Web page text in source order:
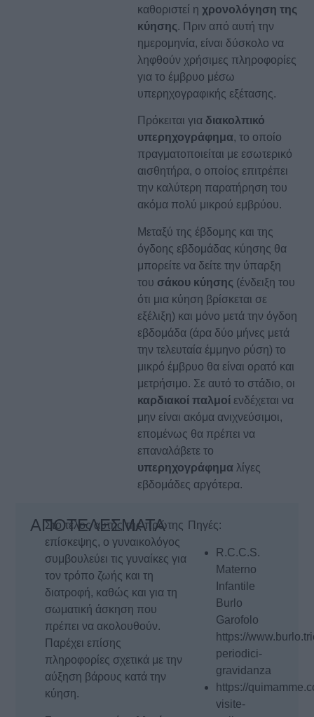
καθοριστεί ηχρονολόγηση της
κύησης. Πριν από αυτή την
ημερομηνία, είναι δύσκολο να
ληφθούν χρήσιμες πληροφορίες
για το έμβρυο μέσω
υπερηχογραφικής εξέτασης.
Πρόκειται για διακολπικό
υπερηχογράφημα, το οποίο
πραγματοποιείται με εσωτερικό
αισθητήρα, ο οποίος επιτρέπει
την καλύτερη παρατήρηση του
ακόμα πολύ μικρού εμβρύου.
Μεταξύ της έβδομης και της
όγδοης εβδομάδας κύησης θα
μπορείτε να δείτε την ύπαρξη
του σάκου κύησης (ένδειξη του
ότι μια κύηση βρίσκεται σε
εξέλιξη) και μόνο μετά την όγδοη
εβδομάδα (άρα δύο μήνες μετά
την τελευταία έμμηνο ρύση) το
μικρό έμβρυο θα είναι ορατό και
μετρήσιμο. Σε αυτό το στάδιο, οι
καρδιακοί παλμοί ενδέχεται να
μην είναι ακόμα ανιχνεύσιμοι,
επομένως θα πρέπει να
επαναλάβετε το
υπερηχογράφημα λίγες
εβδομάδες αργότερα.
ΑΠΟΤΕΛΕΣΜΑΤΑ
Στο τέλος αυτής της πρώτης
επίσκεψης, ο γυναικολόγος
συμβουλεύει τις γυναίκες για
τον τρόπο ζωής και τη
διατροφή, καθώς και για τη
σωματική άσκηση που
πρέπει να ακολουθούν.
Παρέχει επίσης
πληροφορίες σχετικά με την
αύξηση βάρους κατά την
κύηση.
Πηγές:
R.C.C.S.
Materno
Infantile
Burlo
Garofolo
https://
periodici-
gravidanza
https://
visite-